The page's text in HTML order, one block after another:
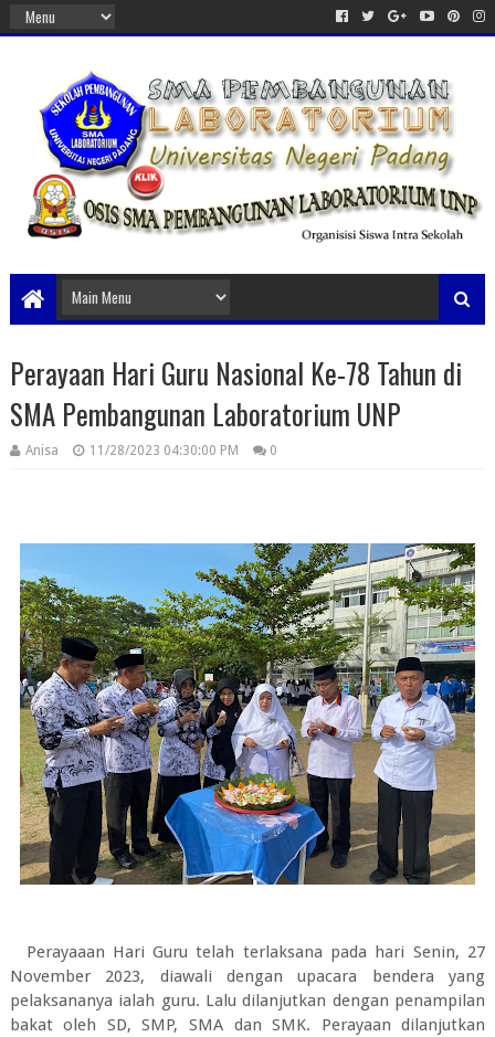
Perayaan Hari Guru Nasional Ke-78 Tahun di
SMA Pembangunan Laboratorium UNP
Anisa 11/28/2023 04:30:00 PM 0
Perayaaan Hari Guru telah terlaksana pada hari Senin, 27
November 2023, diawali dengan upacara bendera yang
pelaksananya ialah guru. Lalu dilanjutkan dengan penampilan
bakat oleh SD, SMP, SMA dan SMK. Perayaan dilanjutkan